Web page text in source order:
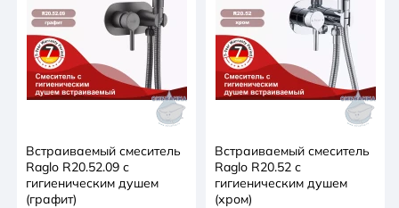
Встраиваемый смеситель
Raglo R20.52.09 с
гигиеническим душем
(графит)
Встраиваемый смеситель
Raglo R20.52 с
гигиеническим душем
(хром)